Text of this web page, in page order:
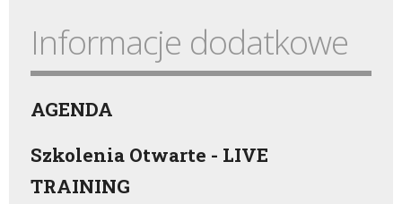
Informacje dodatkowe
AGENDA
Szkolenia Otwarte - LIVE
TRAINING